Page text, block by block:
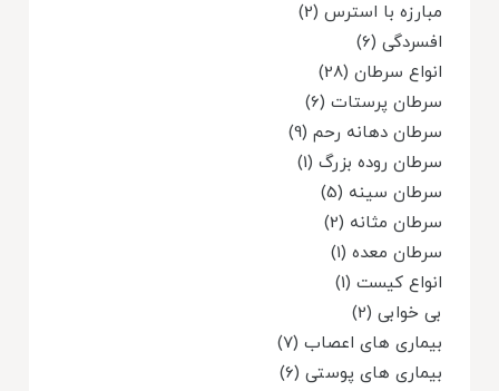
مبارزه با استرس (2)
افسردگی (6)
انواع سرطان (28)
سرطان پرستات (6)
سرطان دهانه رحم (9)
سرطان روده بزرگ (1)
سرطان سینه (5)
سرطان مثانه (2)
سرطان معده (1)
انواع کیست (1)
بی خوابی (2)
بیماری های اعصاب (7)
بیماری های پوستی (6)